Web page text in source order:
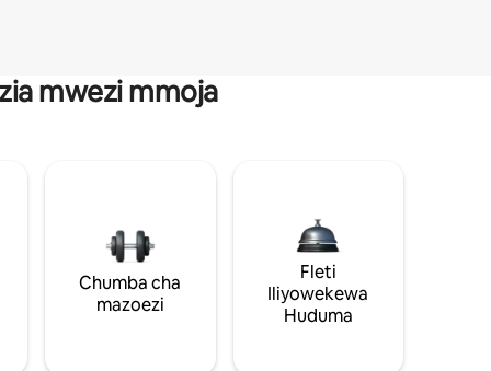
mwezi mmoja
Chumba cha
mazoezi
Fleti
Iliyowekewa
Huduma